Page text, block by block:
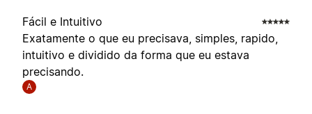
Fácil e Intuitivo
Exatamente o que eu precisava, simples, rapido,
intuitivo e dividido da forma que eu estava
precisando.
A